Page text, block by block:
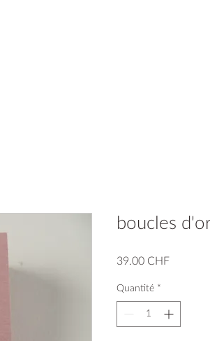
boucles
39.00 CHFPrix
Quantité *